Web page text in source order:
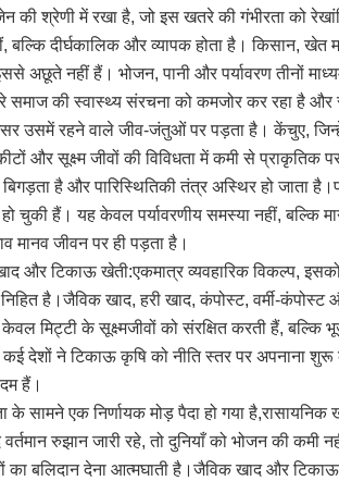
की श्रेणी में रखा है, जो इस खतरे की गंभीरता को
बल्कि दीर्घकालिक और व्यापक होता है। किसान,
अछूते नहीं हैं। भोजन, पानी और पर्यावरण तीनों
समाज की स्वास्थ्य संरचना को कमजोर कर रहा है और
उसमें रहने वाले जीव-जंतुओं पर पड़ता है। केंचुए,
और सूक्ष्म जीवों की विविधता में कमी से प्राकृतिक
है और पारिस्थितिकी तंत्र अस्थिर हो जाता
चुकी हैं। यह केवल पर्यावरणीय समस्या नहीं, बल्कि
मानव जीवन पर ही पड़ता है।
और टिकाऊ खेती:एकमात्र व्यवहारिक विकल्प,
है।जैविक खाद, हरी खाद, कंपोस्ट, वर्मी-कंपोस्ट
मिट्टी के सूक्ष्मजीवों को संरक्षित करती हैं,
देशों ने टिकाऊ कृषि को नीति स्तर पर अपनाना शुरू
हैं।
एक निर्णायक मोड़ पैदा हो गया है,रासायनिक
रुझान जारी रहे, तो दुनियाँ को भोजन की
बलिदान देना आत्मघाती है।जैविक खाद और